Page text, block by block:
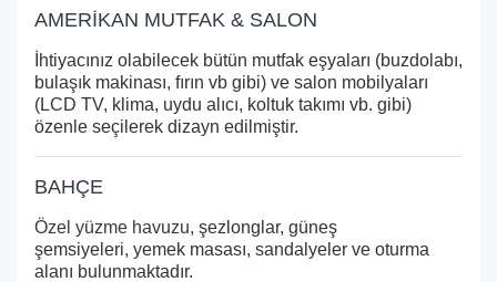
AMERİKAN MUTFAK & SALON
İhtiyacınız olabilecek bütün mutfak eşyaları (buzdolabı,
bulaşık makinası, fırın vb gibi) ve salon mobilyaları
(LCD TV, klima, uydu alıcı, koltuk takımı vb. gibi)
özenle seçilerek dizayn edilmiştir.
BAHÇE
Özel yüzme havuzu, şezlonglar, güneş
şemsiyeleri, yemek masası, sandalyeler ve oturma
alanı bulunmaktadır.